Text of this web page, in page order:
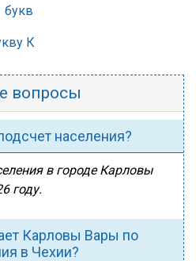
букв
К
вопросы
населения?
в городе Карловы
году.
Карловы Вары по
в Чехии?